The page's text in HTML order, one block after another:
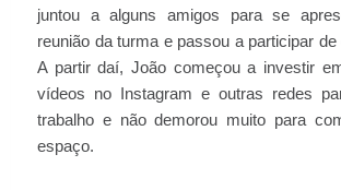
juntou a alguns amigos para se
reunião da turma e passou a participar
A partir daí, João começou a investir
vídeos no Instagram e outras redes
trabalho e não demorou muito para
espaço.